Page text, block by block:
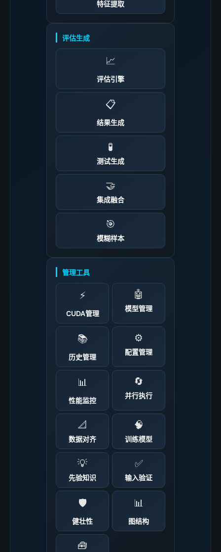
特征提取
评估生成
📈
评估引擎
📋
结果生成
🧪
测试生成
🤝
集成融合
🎯
模糊样本
管理工具
⚡
CUDA管理
🤖
模型管理
📚
历史管理
⚙️
配置管理
📊
性能监控
🔄
并行执行
📐
数据对齐
🧠
训练模型
💡
先验知识
✅
输入验证
🛡️
健壮性
📊
图结构
🧰